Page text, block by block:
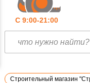
С 9:00-21:00
Строительный магазин